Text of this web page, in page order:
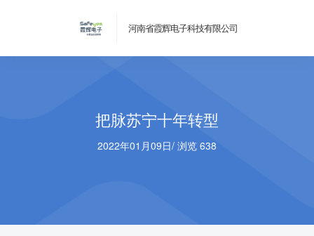
河南省霞辉电子科技有限公司
​把脉苏宁十年转型
2022年01月09日/ 浏览 638